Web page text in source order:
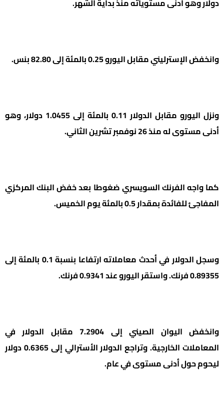
دولار وهو أدنى مستوياته منذ بداية الشهر.
وانخفض الإسترليني مقابل اليورو 0.25 بالمئة إلى 82.80 بنس.
ونزل اليورو مقابل الدولار 0.11 بالمئة إلى 1.0455 دولار، وهو
أدنى مستوى له منذ 26 نوفمبر تشرين الثاني.
كما واجه الفرنك السويسري ضغوطا بعد خفض البنك المركزي
المفاجئ للفائدة بمقدار 0.5 بالمئة يوم الخميس.
وسجل الدولار في أحدث معاملاته ارتفاعا بنسبة 0.1 بالمئة إلى
0.89355 فرنك. واستقر اليورو عند 0.9341 فرنك.
وانخفض اليوان الصيني إلى 7.2904 مقابل الدولار في
المعاملات الخارجية. وتراجع الدولار الأسترالي إلى 0.6365 دولار
ليحوم حول أدنى مستوى في عام.